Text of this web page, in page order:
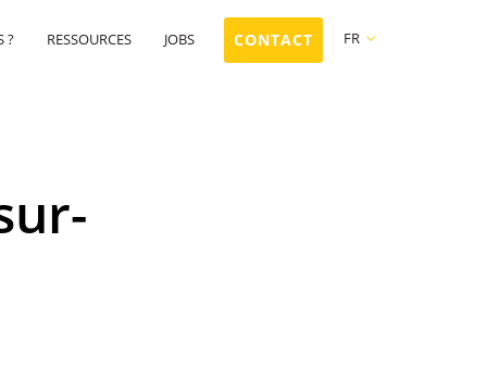
? RESSOURCES JOBS CONTACT
FR